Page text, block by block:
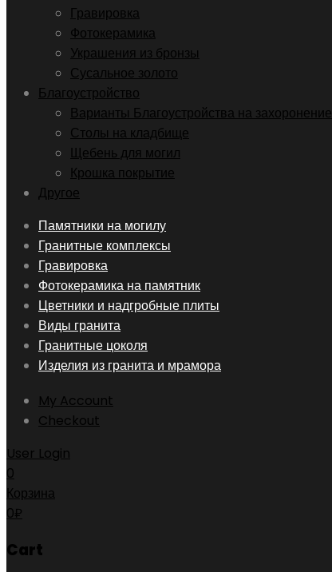
Гравировка
Фотокерамика
Украшения из бронзы
Сусальное золото
Благоустройство
Варианты Благоустройства на захоронение
Столы на кладбище
Щебень для могил
Крошка покрытие
Другое
Skip
content
Памятники на могилу
Гранитные комплексы
Гравировка
Фотокерамика на памятник
Цветники и надгробные плиты
Виды гранита
Гранитные цоколя
Изделия из гранита и мрамора
My Account
Checkout
User Login
0
Корзина
0₽
Cart